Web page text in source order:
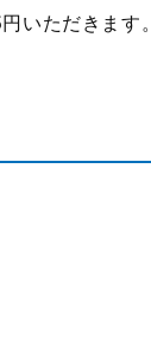
いただきます。